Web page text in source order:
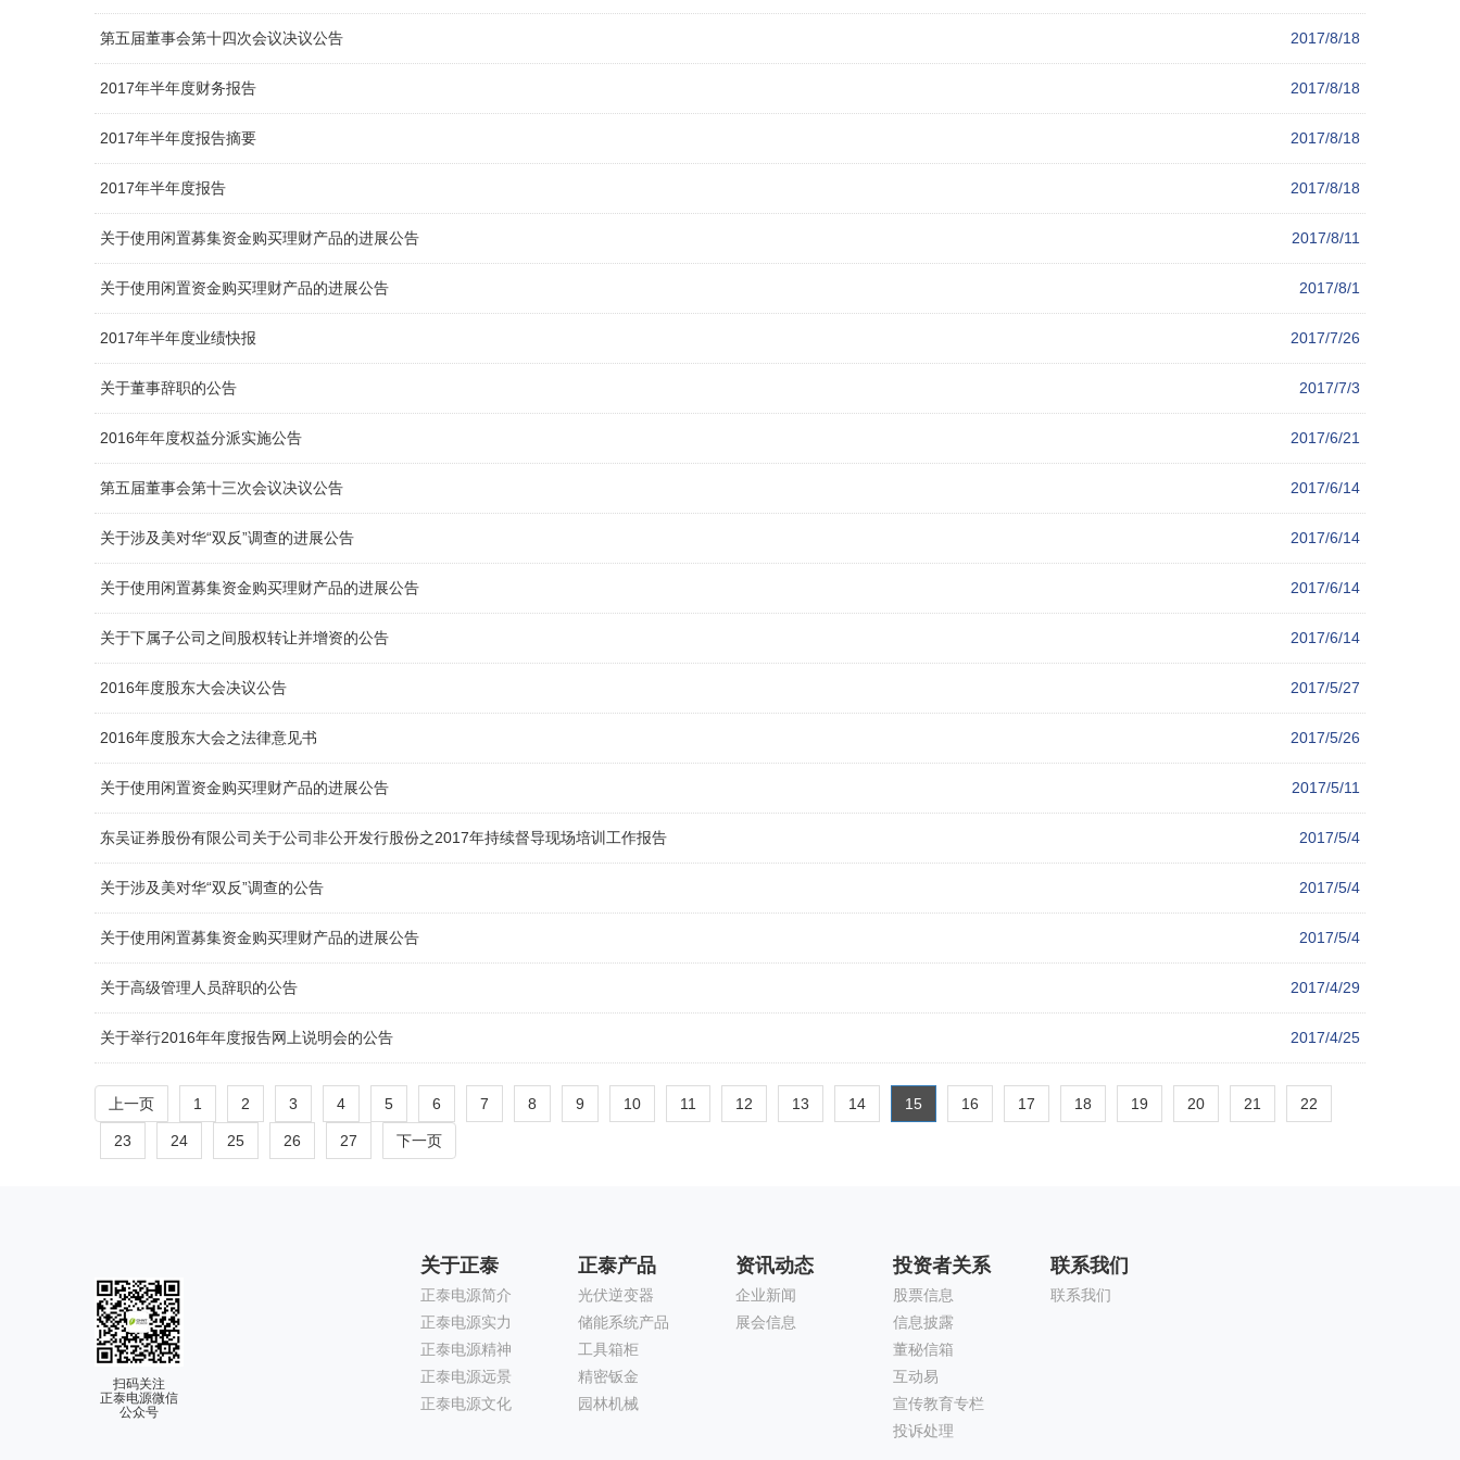
第五届董事会第十四次会议决议公告 2017/8/18
2017年半年度财务报告 2017/8/18
2017年半年度报告摘要 2017/8/18
2017年半年度报告 2017/8/18
关于使用闲置募集资金购买理财产品的进展公告 2017/8/11
关于使用闲置资金购买理财产品的进展公告 2017/8/1
2017年半年度业绩快报 2017/7/26
关于董事辞职的公告 2017/7/3
2016年年度权益分派实施公告 2017/6/21
第五届董事会第十三次会议决议公告 2017/6/14
关于涉及美对华“双反”调查的进展公告 2017/6/14
关于使用闲置募集资金购买理财产品的进展公告 2017/6/14
关于下属子公司之间股权转让并增资的公告 2017/6/14
2016年度股东大会决议公告 2017/5/27
2016年度股东大会之法律意见书 2017/5/26
关于使用闲置资金购买理财产品的进展公告 2017/5/11
东吴证券股份有限公司关于公司非公开发行股份之2017年持续督导现场培训工作报告 2017/5/4
关于涉及美对华“双反”调查的公告 2017/5/4
关于使用闲置募集资金购买理财产品的进展公告 2017/5/4
关于高级管理人员辞职的公告 2017/4/29
关于举行2016年年度报告网上说明会的公告 2017/4/25
上一页 1 2 3 4 5 6 7 8 9 10 11 12 13 14 15 16 17 18 19 20 21 22
23 24 25 26 27 下一页
扫码关注
正泰电源微信
公众号
关于正泰
正泰电源简介
正泰电源实力
正泰电源精神
正泰电源远景
正泰电源文化
正泰产品
光伏逆变器
储能系统产品
工具箱柜
精密钣金
园林机械
资讯动态
企业新闻
展会信息
投资者关系
股票信息
信息披露
董秘信箱
互动易
宣传教育专栏
投诉处理
联系我们
联系我们